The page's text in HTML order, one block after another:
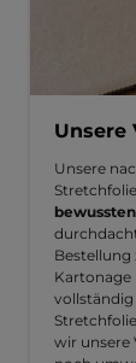
Unsere
Unsere
Bestellung
Kartonage
wir unsere